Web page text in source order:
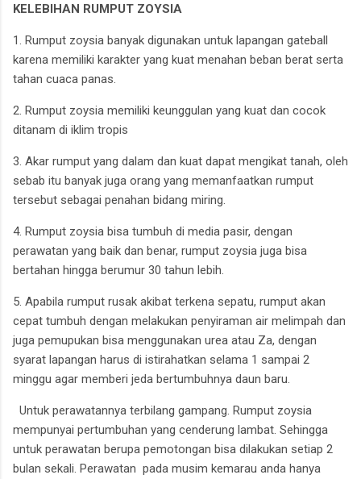
KELEBIHAN RUMPUT ZOYSIA
1. Rumput zoysia banyak digunakan untuk lapangan gateball
karena memiliki karakter yang kuat menahan beban berat serta
tahan cuaca panas.
2. Rumput zoysia memiliki keunggulan yang kuat dan cocok
ditanam di iklim tropis
3. Akar rumput yang dalam dan kuat dapat mengikat tanah, oleh
sebab itu banyak juga orang yang memanfaatkan rumput
tersebut sebagai penahan bidang miring.
4. Rumput zoysia bisa tumbuh di media pasir, dengan
perawatan yang baik dan benar, rumput zoysia juga bisa
bertahan hingga berumur 30 tahun lebih.
5. Apabila rumput rusak akibat terkena sepatu, rumput akan
cepat tumbuh dengan melakukan penyiraman air melimpah dan
juga pemupukan bisa menggunakan urea atau Za, dengan
syarat lapangan harus di istirahatkan selama 1 sampai 2
minggu agar memberi jeda bertumbuhnya daun baru.
Untuk perawatannya terbilang gampang. Rumput zoysia
mempunyai pertumbuhan yang cenderung lambat. Sehingga
untuk perawatan berupa pemotongan bisa dilakukan setiap 2
bulan sekali. Perawatan pada musim kemarau anda hanya